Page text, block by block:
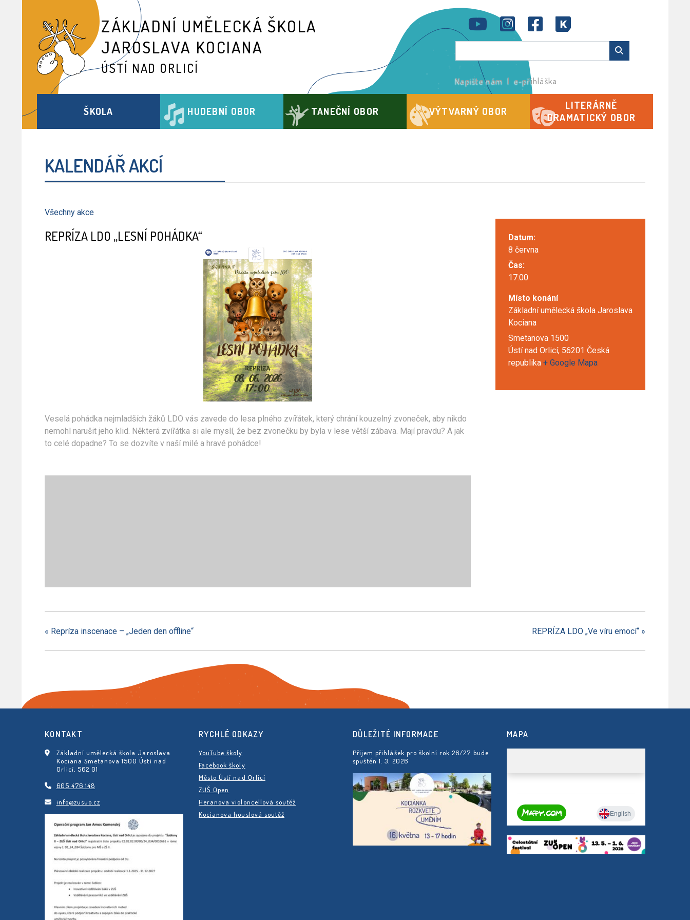
ZÁKLADNÍ UMĚLECKÁ ŠKOLA
JAROSLAVA KOCIANA
ÚSTÍ NAD ORLICÍ
Napište nám |e-přihláška
ŠKOLA HUDEBNÍ OBOR TANEČNÍ OBOR VÝTVARNÝ OBOR
LITERÁRNĚ
DRAMATICKÝ OBOR
KALENDÁŘ AKCÍ
Všechny akce
REPRÍZA LDO „LESNÍ POHÁDKA“
Veselá pohádka nejmladších žáků LDO vás zavede do lesa plného zvířátek, který chrání kouzelný zvoneček, aby nikdo
nemohl narušit jeho klid. Některá zvířátka si ale myslí, že bez zvonečku by byla v lese větší zábava. Mají pravdu? A jak
to celé dopadne? To se dozvíte v naší milé a hravé pohádce!
Datum:
8 června
Čas:
17:00
Místo konání
Základní umělecká škola Jaroslava
Kociana
Smetanova 1500
Ústí nad Orlicí, 56201 Česká
republika + Google Mapa
« Repríza inscenace – „Jeden den offline“ REPRÍZA LDO „Ve víru emocí“ »
KONTAKT
Základní umělecká škola Jaroslava
Kociana Smetanova 1500 Ústí nad
Orlicí, 562 01
605 476 148
info@zusuo.cz
RYCHLÉ ODKAZY
YouTube školy
Facebook školy
Město Ústí nad Orlicí
ZUŠ Open
Heranova violoncellová soutěž
Kocianova houslová soutěž
DŮLEŽITÉ INFORMACE
Příjem přihlášek pro školní rok 26/27 bude
spuštěn 1. 3. 2026
MAPA